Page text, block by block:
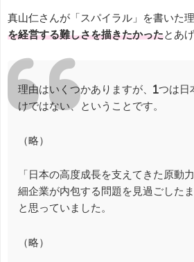
真山仁さんが「スパイラル」を書いた理
を経営する難しさを描きたかった とあ
理由はいくつかありますが、1つは日
けではない、ということです。
（略）
「日本の高度成長を支えてきた原動
細企業が内包する問題を見過ごした
と思っていました。
（略）